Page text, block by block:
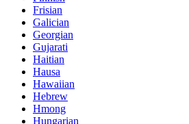
Frisian
Galician
Georgian
Gujarati
Haitian
Hausa
Hawaiian
Hebrew
Hmong
Hungarian